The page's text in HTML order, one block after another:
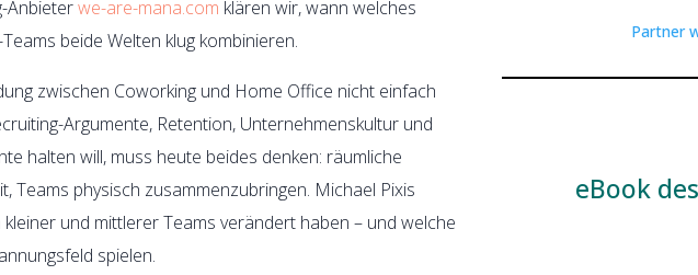
Anbieterwe-are-mana.com klären wir, wann welches
beide Welten klug kombinieren.
zwischen Coworking und Home Office nicht einfach
Argumente, Retention, Unternehmenskultur und
halten will, muss heute beides denken: räumliche
Teams physisch zusammenzubringen. Michael Pixis
und mittlerer Teams verändert haben – und welche
spielen.
Partner
eBook